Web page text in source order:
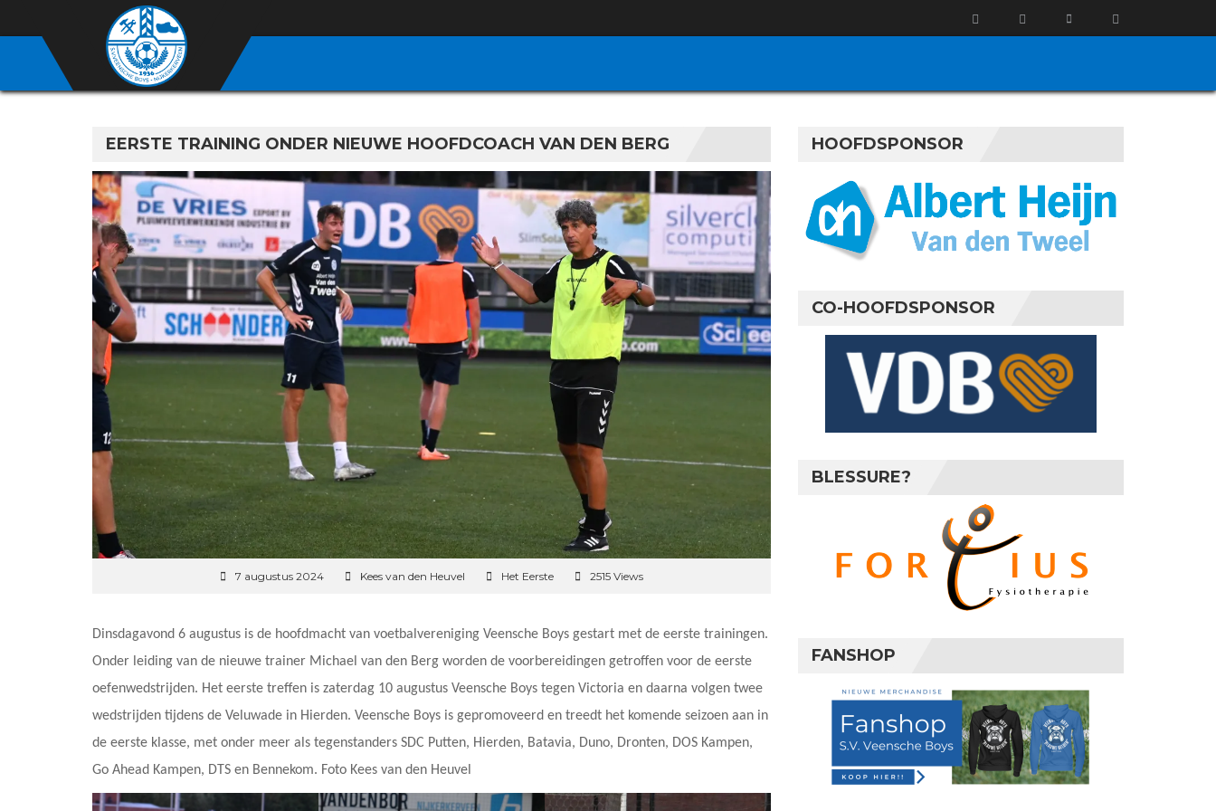
EERSTE TRAINING ONDER NIEUWE HOOFDCOACH VAN DEN BERG
7 augustus 2024 Kees van den Heuvel Het Eerste 2515 Views
Dinsdagavond 6 augustus is de hoofdmacht van voetbalvereniging Veensche Boys gestart met de eerste trainingen.
Onder leiding van de nieuwe trainer Michael van den Berg worden de voorbereidingen getroffen voor de eerste
oefenwedstrijden. Het eerste treffen is zaterdag 10 augustus Veensche Boys tegen Victoria en daarna volgen twee
wedstrijden tijdens de Veluwade in Hierden. Veensche Boys is gepromoveerd en treedt het komende seizoen aan in
de eerste klasse, met onder meer als tegenstanders SDC Putten, Hierden, Batavia, Duno, Dronten, DOS Kampen,
Go Ahead Kampen, DTS en Bennekom. Foto Kees van den Heuvel
HOOFDSPONSOR
CO-HOOFDSPONSOR
BLESSURE?
FANSHOP